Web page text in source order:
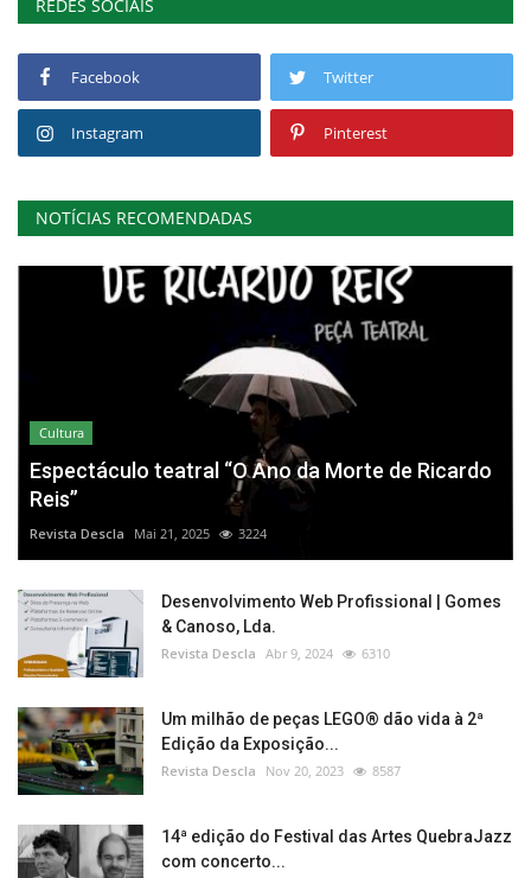
REDES SOCIAIS
Facebook Twitter
Instagram Pinterest
NOTÍCIAS RECOMENDADAS
Cultura
Espectáculo teatral “O Ano da Morte de Ricardo
Reis”
Revista Descla Mai 21, 2025 3224
Desenvolvimento Web Profissional | Gomes
& Canoso, Lda.
Revista Descla Abr 9, 2024 6310
Um milhão de peças LEGO® dão vida à 2ª
Edição da Exposição...
Revista Descla Nov 20, 2023 8587
14ª edição do Festival das Artes QuebraJazz
com concerto...